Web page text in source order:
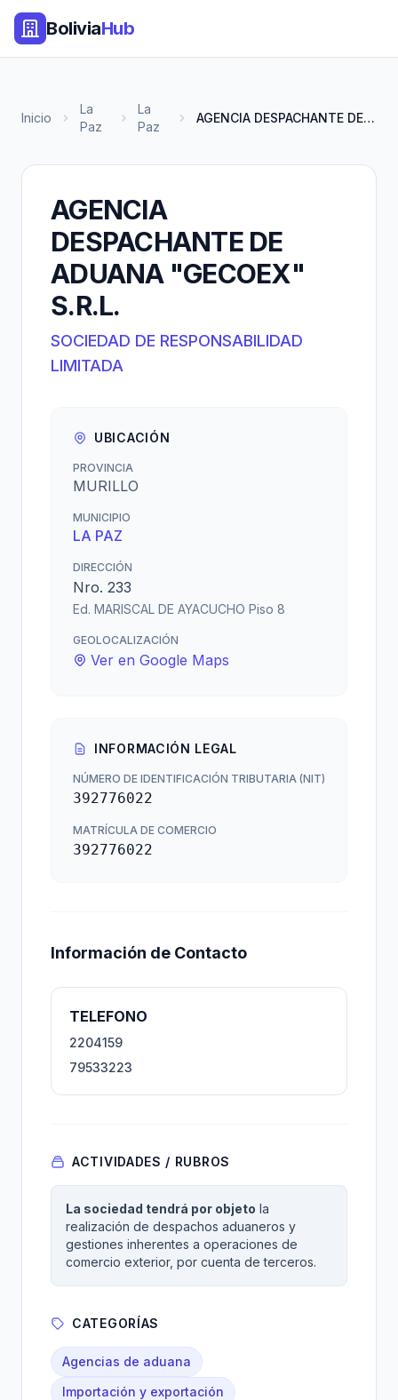
BoliviaHub
Inicio
La
Paz
La
Paz
AGENCIA DESPACHANTE DE ADUANA...
AGENCIA
DESPACHANTE DE
ADUANA "GECOEX"
S.R.L.
SOCIEDAD DE RESPONSABILIDAD
LIMITADA
UBICACIÓN
PROVINCIA
MURILLO
MUNICIPIO
LA PAZ
DIRECCIÓN
Nro. 233
Ed. MARISCAL DE AYACUCHO Piso 8
GEOLOCALIZACIÓN
Ver en Google Maps
INFORMACIÓN LEGAL
NÚMERO DE IDENTIFICACIÓN TRIBUTARIA (NIT)
392776022
MATRÍCULA DE COMERCIO
392776022
Información de Contacto
TELEFONO
2204159
79533223
ACTIVIDADES / RUBROS
La sociedad tendrá por objeto la
realización de despachos aduaneros y
gestiones inherentes a operaciones de
comercio exterior, por cuenta de terceros.
CATEGORÍAS
Agencias de aduana
Importación y exportación